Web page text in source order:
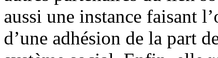
aussi une instance faisant
d’une adhésion de la part